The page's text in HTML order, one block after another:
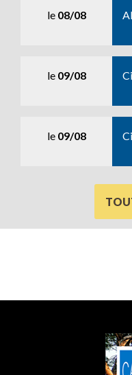
le 08/08
le 09/08
le 09/08